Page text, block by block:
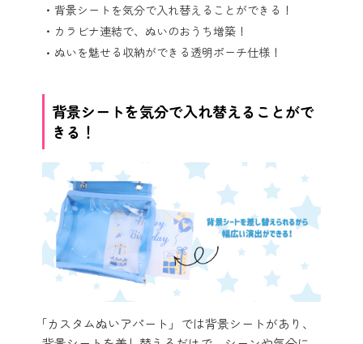
背景シートを気分で入れ替えることができる！
カラビナ連結で、ぬいのおうち増築！
ぬいを魅せる収納ができる透明ポーチ仕様！
背景シートを気分で入れ替えることがで
きる！
「カスタムぬいアパート」では背景シートがあり、